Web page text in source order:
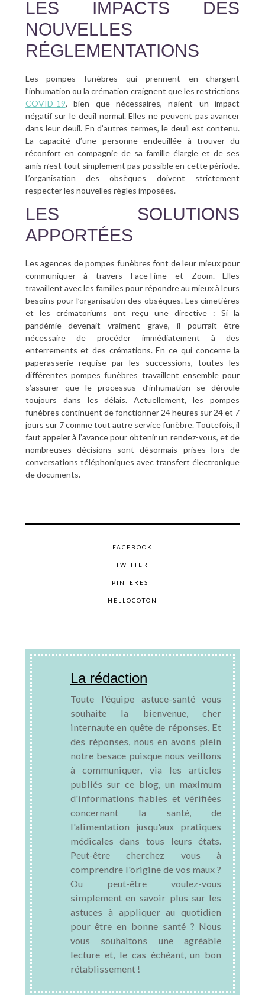
LES IMPACTS DES
NOUVELLES
RÉGLEMENTATIONS
Les pompes funèbres qui prennent en chargent
l’inhumation ou la crémation craignent que les restrictions
COVID-19, bien que nécessaires, n’aient un impact
négatif sur le deuil normal. Elles ne peuvent pas avancer
dans leur deuil. En d’autres termes, le deuil est contenu.
La capacité d’une personne endeuillée à trouver du
réconfort en compagnie de sa famille élargie et de ses
amis n’est tout simplement pas possible en cette période.
L’organisation des obsèques doivent strictement
respecter les nouvelles règles imposées.
LES SOLUTIONS
APPORTÉES
Les agences de pompes funèbres font de leur mieux pour
communiquer à travers FaceTime et Zoom. Elles
travaillent avec les familles pour répondre au mieux à leurs
besoins pour l’organisation des obsèques. Les cimetières
et les crématoriums ont reçu une directive : Si la
pandémie devenait vraiment grave, il pourrait être
nécessaire de procéder immédiatement à des
enterrements et des crémations. En ce qui concerne la
paperasserie requise par les successions, toutes les
différentes pompes funèbres travaillent ensemble pour
s’assurer que le processus d’inhumation se déroule
toujours dans les délais. Actuellement, les pompes
funèbres continuent de fonctionner 24 heures sur 24 et 7
jours sur 7 comme tout autre service funèbre. Toutefois, il
faut appeler à l’avance pour obtenir un rendez-vous, et de
nombreuses décisions sont désormais prises lors de
conversations téléphoniques avec transfert électronique
de documents.
FACEBOOK
TWITTER
PINTEREST
HELLOCOTON
La rédaction
Toute l'équipe astuce-santé vous
souhaite la bienvenue, cher
internaute en quête de réponses. Et
des réponses, nous en avons plein
notre besace puisque nous veillons
à communiquer, via les articles
publiés sur ce blog, un maximum
d'informations fiables et vérifiées
concernant la santé, de
l'alimentation jusqu'aux pratiques
médicales dans tous leurs états.
Peut-être cherchez vous à
comprendre l'origine de vos maux ?
Ou peut-être voulez-vous
simplement en savoir plus sur les
astuces à appliquer au quotidien
pour être en bonne santé ? Nous
vous souhaitons une agréable
lecture et, le cas échéant, un bon
rétablissement !